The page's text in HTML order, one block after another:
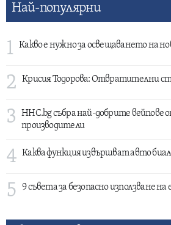
Най-популярни
1 Какво е нужно за освещаването на
2 Крисия Тодорова: Отвратителни
3
HHC.bg събра най-добрите вейпове
производители
4 Каква функция извършват авто
5 9 съвета за безопасно използване